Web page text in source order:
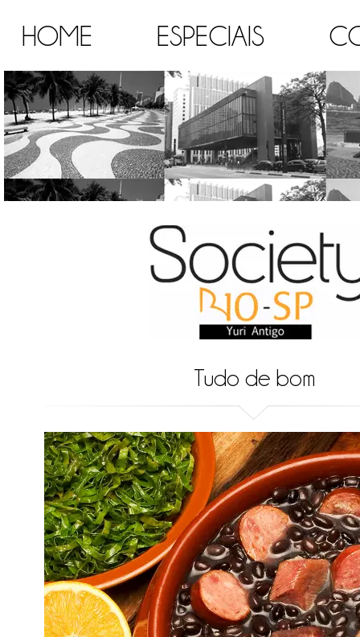
HOME ESPECIAIS
Tudo de bom